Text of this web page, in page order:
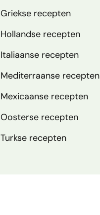
Griekse recepten
Hollandse recepten
Italiaanse recepten
Mediterraanse recepten
Mexicaanse recepten
Oosterse recepten
Turkse recepten